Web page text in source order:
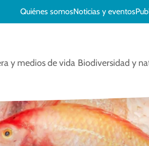
y medios de vida Biodiversidad y
Quiénes somosNoticias y eventos